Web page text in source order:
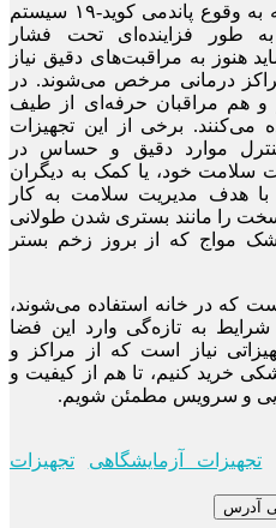
از آنجا که در حال حاضر، با توجه به وقوع پاندمی کوید-۱۹ سیستم
طور فزاینده‌ای تحت فشار
هنوز به مراقبت‌های دقیق نیاز
درمانی مرخص می‌شوند. در
و هم مراقبان حرفه‌ای از طیف
می‌کنند. برخی از این تجهیزات
موارد دقیق و حساس در
سلامت خود، یا کمک به دیگران
با هدف مدیریت سلامت به کار
را مانند بستری شدن طولانی
مواج که از بروز زخم بستر
که در خانه استفاده می‌شوند،
به تازه‌گی وارد این فضا
نیاز است که از مراکز و
خرید کنیم، تا هم از کیفیت و
و سرویس مطمئن شویم.
تجهیزات آزمایشگاهی
تجهیزات
آدرس